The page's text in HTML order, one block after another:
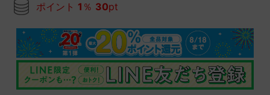
ポイント 1 ％ 30pt